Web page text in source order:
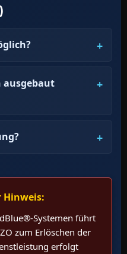
ausgebaut
Systemen führt
zum Erlöschen der
erfolgt